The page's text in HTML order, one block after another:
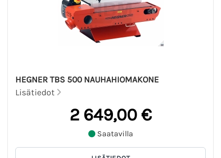
HEGNER TBS 500 NAUHAHIOMAKONE
Lisätiedot
2 649,00 €
Saatavilla